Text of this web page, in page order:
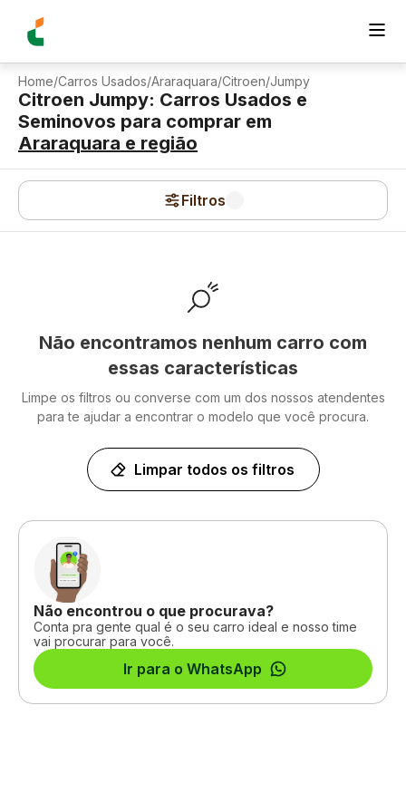
Home/Carros Usados/Araraquara/Citroen/Jumpy
Citroen Jumpy: Carros Usados e
Seminovos para comprar em
Araraquara e região
Filtros
Não encontramos nenhum carro com
essas características
Limpe os filtros ou converse com um dos nossos atendentes
para te ajudar a encontrar o modelo que você procura.
Limpar todos os filtros
Não encontrou o que procurava?
Conta pra gente qual é o seu carro ideal e nosso time
vai procurar para você.
Ir para o WhatsApp